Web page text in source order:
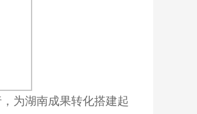
为湖南成果转化搭建起